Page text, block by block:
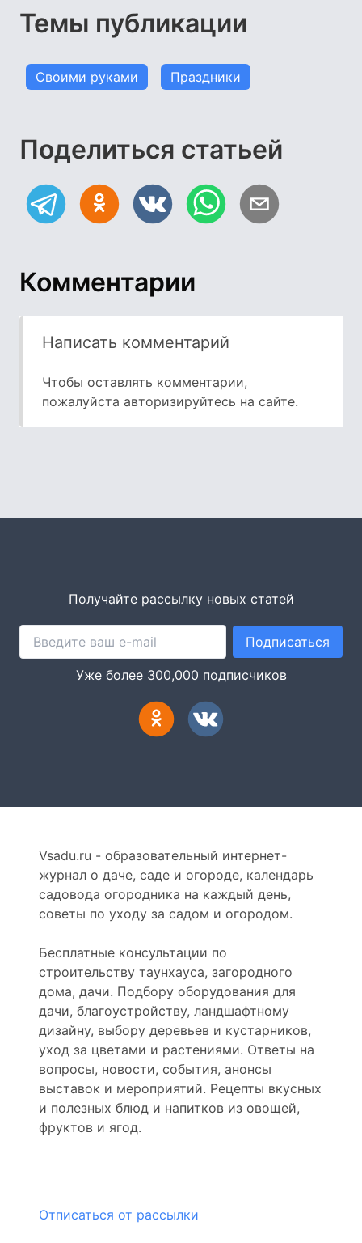
Темы публикации
Своими руками Праздники
Поделиться статьей
Комментарии
Написать комментарий
Чтобы оставлять комментарии,
пожалуйста авторизируйтесь на сайте.
Получайте рассылку новых статей
Подписаться
Уже более 300,000 подписчиков
Vsadu.ru - образовательный интернет-
журнал о даче, саде и огороде, календарь
садовода огородника на каждый день,
советы по уходу за садом и огородом.
Бесплатные консультации по
строительству таунхауса, загородного
дома, дачи. Подбору оборудования для
дачи, благоустройству, ландшафтному
дизайну, выбору деревьев и кустарников,
уход за цветами и растениями. Ответы на
вопросы, новости, события, анонсы
выставок и мероприятий. Рецепты вкусных
и полезных блюд и напитков из овощей,
фруктов и ягод.
Отписаться от рассылки